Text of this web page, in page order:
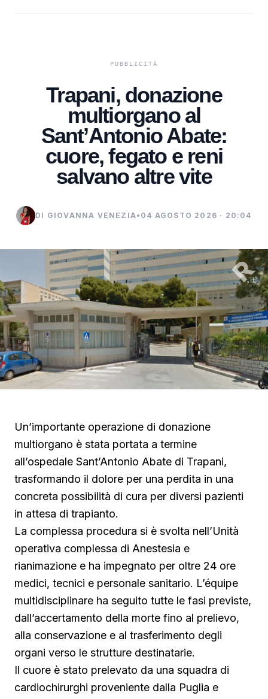
Trapani, donazione
multiorgano al
Sant’Antonio Abate:
cuore, fegato e reni
salvano altre vite
DI GIOVANNA VENEZIA• 04 AGOSTO 2026 · 20:04
Un’importante operazione di donazione
multiorgano è stata portata a termine
all’ospedale Sant’Antonio Abate di Trapani,
trasformando il dolore per una perdita in una
concreta possibilità di cura per diversi pazienti
in attesa di trapianto.
La complessa procedura si è svolta nell’Unità
operativa complessa di Anestesia e
rianimazione e ha impegnato per oltre 24 ore
medici, tecnici e personale sanitario. L’équipe
multidisciplinare ha seguito tutte le fasi previste,
dall’accertamento della morte fino al prelievo,
alla conservazione e al trasferimento degli
organi verso le strutture destinatarie.
Il cuore è stato prelevato da una squadra di
cardiochirurghi proveniente dalla Puglia e